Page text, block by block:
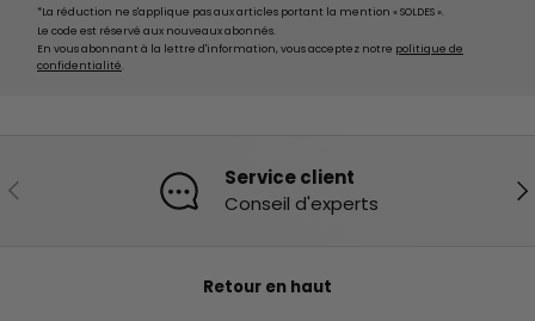
*La réduction ne s'applique pas aux articles portant la mention « SOLDES ».
Le code est réservé aux nouveaux abonnés.
En vous abonnant à la lettre d'information, vous acceptez notre politique de
confidentialité.
Précédent
Service client
Conseil d'experts
Retour en haut